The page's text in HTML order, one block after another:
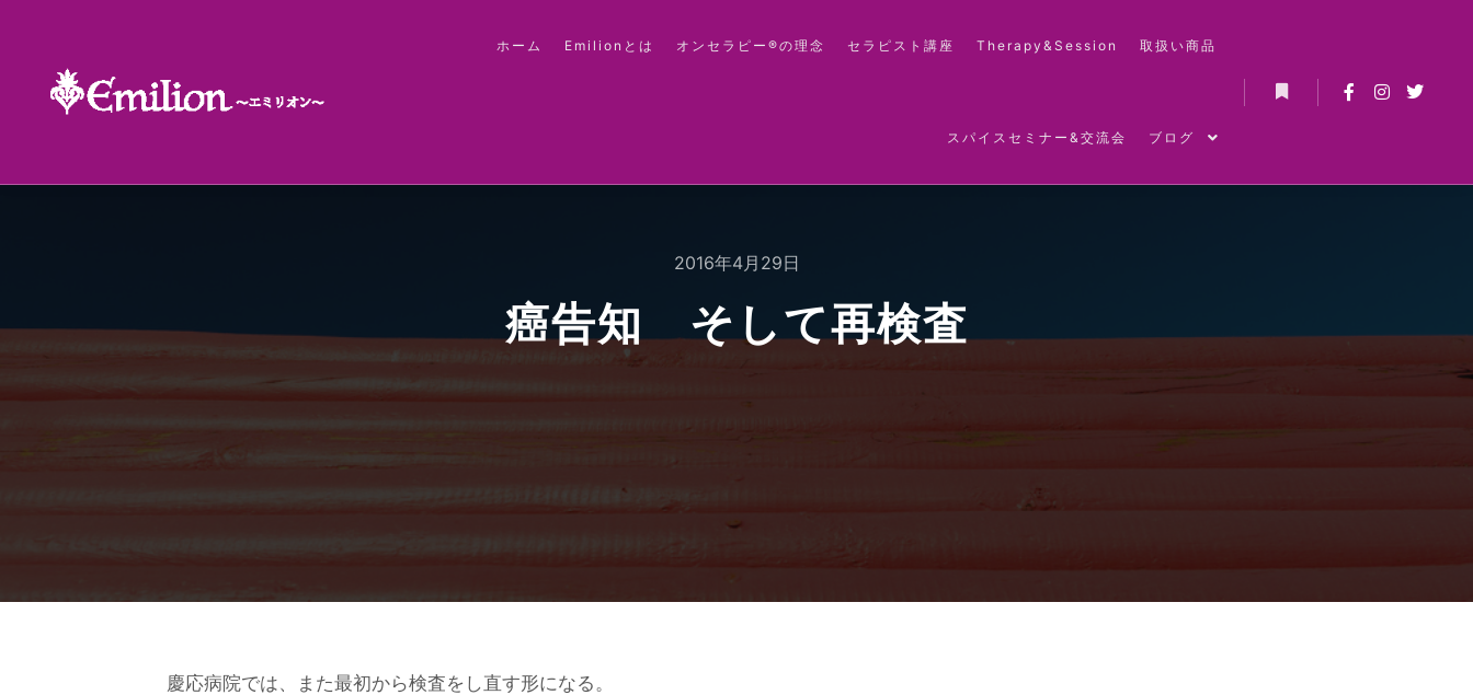
ホーム Emilionとは オンセラピー®の理念 セラピスト講座 Therapy&Session 取扱い商品
スパイスセミナー&交流会 ブログ
2016年4月29日
癌告知 そして再検査
慶応病院では、また最初から検査をし直す形になる。